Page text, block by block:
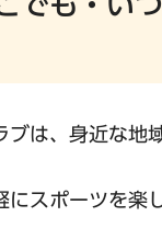
ブは、身近な地
スポーツを楽